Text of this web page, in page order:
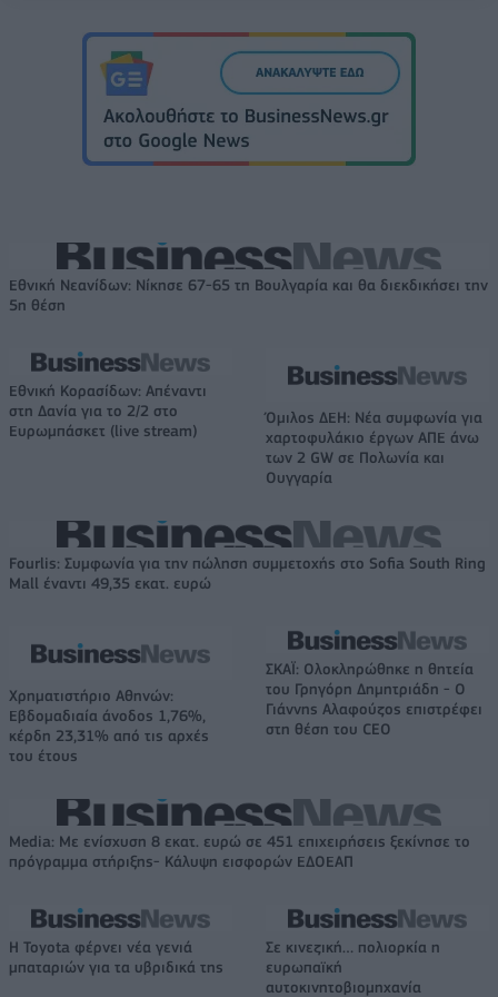
Εθνική Νεανίδων: Νίκησε 67-65 τη Βουλγαρία και θα διεκδικήσει την
5η θέση
Εθνική Κορασίδων: Απέναντι
στη Δανία για το 2/2 στο
Ευρωμπάσκετ (live stream)
Όμιλος ΔΕΗ: Νέα συμφωνία για
χαρτοφυλάκιο έργων ΑΠΕ άνω
των 2 GW σε Πολωνία και
Ουγγαρία
Fourlis: Συμφωνία για την πώληση συμμετοχής στο Sofia South Ring
Mall έναντι 49,35 εκατ. ευρώ
Χρηματιστήριο Αθηνών:
Εβδομαδιαία άνοδος 1,76%,
κέρδη 23,31% από τις αρχές
του έτους
ΣΚΑΪ: Ολοκληρώθηκε η θητεία
του Γρηγόρη Δημητριάδη - Ο
Γιάννης Αλαφούζος επιστρέφει
στη θέση του CEO
Media: Με ενίσχυση 8 εκατ. ευρώ σε 451 επιχειρήσεις ξεκίνησε το
πρόγραμμα στήριξης- Κάλυψη εισφορών ΕΔΟΕΑΠ
Η Toyota φέρνει νέα γενιά
μπαταριών για τα υβριδικά της
Σε κινεζική… πολιορκία η
ευρωπαϊκή
αυτοκινητοβιομηχανία